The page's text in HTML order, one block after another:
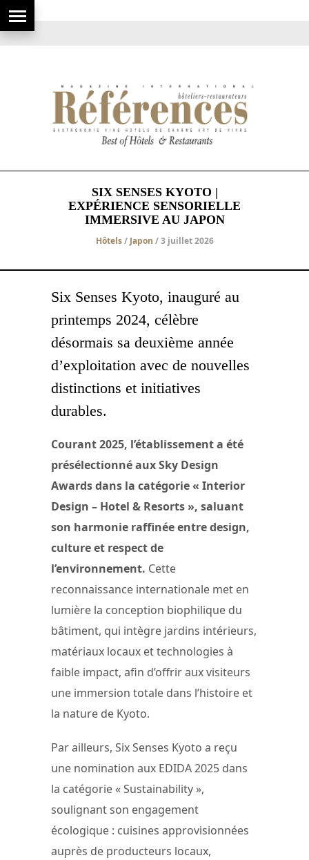
SIX SENSES KYOTO |
EXPÉRIENCE SENSORIELLE
IMMERSIVE AU JAPON
Hôtels/ Japon / 3 juillet 2026
Six Senses Kyoto, inauguré au
printemps 2024, célèbre
désormais sa deuxième année
d’exploitation avec de nouvelles
distinctions et initiatives
durables.
Courant 2025, l’établissement a été
présélectionné aux Sky Design
Awards dans la catégorie « Interior
Design – Hotel & Resorts », saluant
son harmonie raffinée entre design,
culture et respect de
l’environnement. Cette
reconnaissance internationale met en
lumière la conception biophilique du
bâtiment, qui intègre jardins intérieurs,
matériaux locaux et technologies à
faible impact, afin d’offrir aux visiteurs
une immersion totale dans l’histoire et
la nature de Kyoto.
Par ailleurs, Six Senses Kyoto a reçu
une nomination aux EDIDA 2025 dans
la catégorie « Sustainability »,
soulignant son engagement
écologique : cuisines approvisionnées
auprès de producteurs locaux,